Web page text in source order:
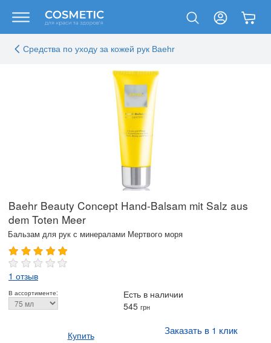
Средства по уходу за кожей рук Baehr
Baehr Beauty Concept Hand-Balsam mit Salz aus
dem Toten Meer
Бальзам для рук с минералами Мертвого моря
1 отзыв
В ассортименте:
Есть в наличии
545 грн
Купить Заказать в 1 клик